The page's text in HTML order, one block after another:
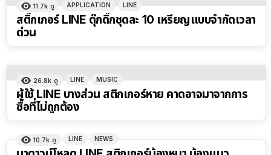
11.7k ดู APPLICATION LINE
สติ๊กเกอร์ LINE ดุ๊กดิ๊กชุดละ 10 เหรียญแบบจำกัดเวลา
ด่วน
26.8k ดู LINE MUSIC
ผู้ใช้ LINE บางส่วน สติกเกอร์หาย คาดอาจมาจากการ
ซื้อที่ไม่ถูกต้อง
10.7k ดู LINE NEWS